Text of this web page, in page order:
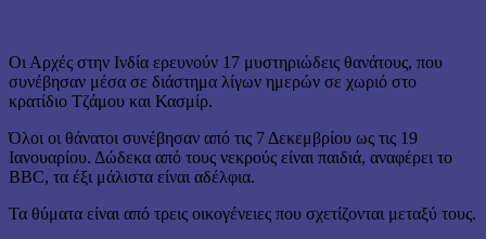
Οι Αρχές στην Ινδία ερευνούν 17 μυστηριώδεις θανάτους, που
συνέβησαν μέσα σε διάστημα λίγων ημερών σε χωριό στο
κρατίδιο Τζάμου και Κασμίρ.
Όλοι οι θάνατοι συνέβησαν από τις 7 Δεκεμβρίου ως τις 19
Ιανουαρίου. Δώδεκα από τους νεκρούς είναι παιδιά, αναφέρει το
BBC, τα έξι μάλιστα είναι αδέλφια.
Τα θύματα είναι από τρεις οικογένειες που σχετίζονται μεταξύ τους.